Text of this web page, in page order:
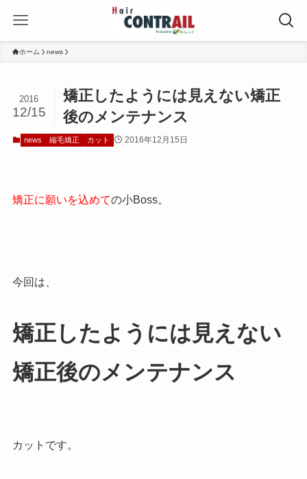
ホーム news
矯正したようには見えない矯正
後のメンテナンス
2016
12/15
news 縮毛矯正 カット 2016年12月15日
矯正に願いを込めての小Boss。
今回は、
矯正したようには見えない
矯正後のメンテナンス
カットです。